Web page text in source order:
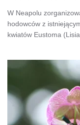
W Neapolu
hodowców z
kwiatów Eustoma